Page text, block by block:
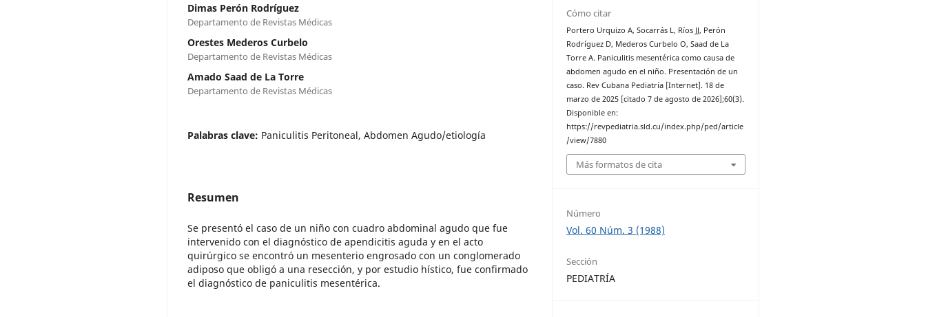
Dimas Perón Rodríguez
Departamento de Revistas Médicas
Orestes Mederos Curbelo
Departamento de Revistas Médicas
Amado Saad de La Torre
Departamento de Revistas Médicas
Palabras clave: Paniculitis Peritoneal, Abdomen Agudo/etiología
Resumen
Se presentó el caso de un niño con cuadro abdominal agudo que fue
intervenido con el diagnóstico de apendicitis aguda y en el acto
quirúrgico se encontró un mesenterio engrosado con un conglomerado
adiposo que obligó a una resección, y por estudio hístico, fue confirmado
el diagnóstico de paniculitis mesentérica.
Cómo citar
Portero Urquizo A, Socarrás L, Ríos JJ, Perón
Rodríguez D, Mederos Curbelo O, Saad de La
Torre A. Paniculitis mesentérica como causa de
abdomen agudo en el niño. Presentación de un
caso. Rev Cubana Pediatría [Internet]. 18 de
marzo de 2025 [citado 7 de agosto de 2026];60(3).
Disponible en:
https://revpediatria.sld.cu/index.php/ped/article
/view/7880
Más formatos de cita
Número
Vol. 60 Núm. 3 (1988)
Sección
PEDIATRÍA